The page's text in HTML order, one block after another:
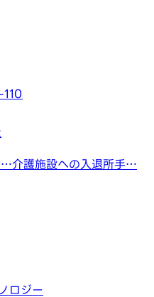
110
…介護施設への入退所手…
ロジー